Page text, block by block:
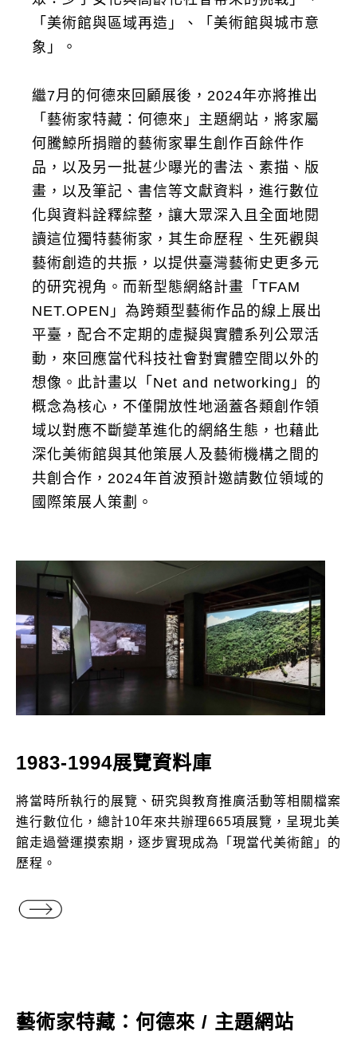
「美術館與區域再造」、「美術館與城市意
象」。
繼7月的何德來回顧展後，2024年亦將推出
「藝術家特藏：何德來」主題網站，將家屬
何騰鯨所捐贈的藝術家畢生創作百餘件作
品，以及另一批甚少曝光的書法、素描、版
畫，以及筆記、書信等文獻資料，進行數位
化與資料詮釋綜整，讓大眾深入且全面地閱
讀這位獨特藝術家，其生命歷程、生死觀與
藝術創造的共振，以提供臺灣藝術史更多元
的研究視角。而新型態網絡計畫「TFAM
NET.OPEN」為跨類型藝術作品的線上展出
平臺，配合不定期的虛擬與實體系列公眾活
動，來回應當代科技社會對實體空間以外的
想像。此計畫以「Net and networking」的
概念為核心，不僅開放性地涵蓋各類創作領
域以對應不斷變革進化的網絡生態，也藉此
深化美術館與其他策展人及藝術機構之間的
共創合作，2024年首波預計邀請數位領域的
國際策展人策劃。
1983-1994展覽資料庫
將當時所執行的展覽、研究與教育推廣活動等相關檔案
進行數位化，總計10年來共辦理665項展覽，呈現北美
館走過營運摸索期，逐步實現成為「現當代美術館」的
歷程。
藝術家特藏：何德來 / 主題網站